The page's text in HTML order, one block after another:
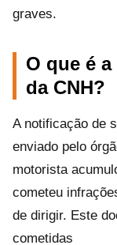
graves.
O que é
da CNH?
A notificação de
enviado pelo
motorista
cometeu
de dirigir. Este
cometidas